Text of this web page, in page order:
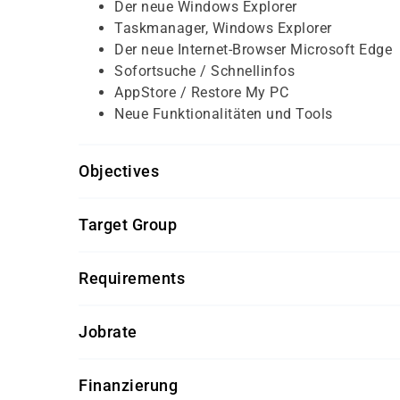
Der neue Windows Explorer
Taskmanager, Windows Explorer
Der neue Internet-Browser Microsoft Edge
Sofortsuche / Schnellinfos
AppStore / Restore My PC
Neue Funktionalitäten und Tools
Objectives
allgemeine PC-Grundkenntnisse
Target Group
Beherrschen der grafischen
Requirements
Jobrate
Finanzierung